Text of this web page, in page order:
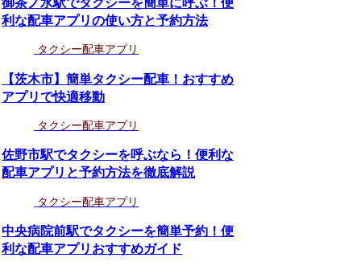
利な配車アプリの使い方と予約方法
タクシー配車アプリ
【茨木市】簡単タクシー配車！おすすめ
アプリで快適移動
タクシー配車アプリ
佐野市駅でタクシーを呼ぶなら！便利な
配車アプリと予約方法を徹底解説
タクシー配車アプリ
中央病院前駅でタクシーを簡単予約！便
利な配車アプリおすすめガイド